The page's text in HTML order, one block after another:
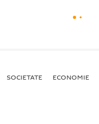
SOCIETATE ECONOMIE